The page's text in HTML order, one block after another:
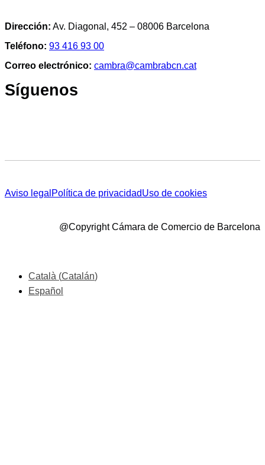
Dirección: Av. Diagonal, 452 – 08006 Barcelona
Teléfono: 93 416 93 00
Correo electrónico: cambra@cambrabcn.cat
Síguenos
Aviso legal Política de privacidadUso de cookies
@Copyright Cámara de Comercio de Barcelona
Català (Catalán)
Español